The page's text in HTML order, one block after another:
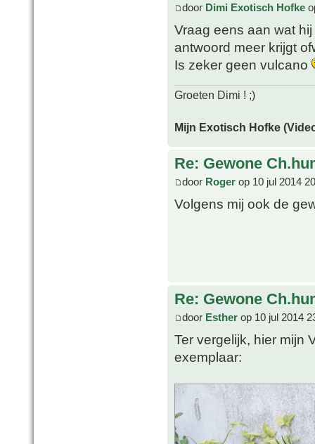
door Dimi Exotisch Hofke
Vraag eens aan wat
antwoord meer krijgt
Is zeker geen vulcano
Groeten Dimi ! ;)
Mijn Exotisch Hofke
Re: Gewone
door Roger op 10 jul 2014
Volgens mij ook de
Re: Gewone
door Esther op 10 jul 2014
Ter vergelijk, hier mijn
exemplaar: